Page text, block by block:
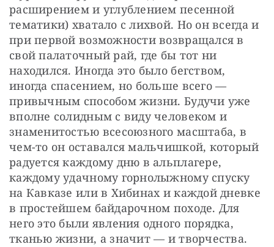
расширением и углублением песенной
тематики) хватало с лихвой. Но он всегда и
при первой возможности возвращался в
свой палаточный рай, где бы тот ни
находился. Иногда это было бегством,
иногда спасением, но больше всего —
привычным способом жизни. Будучи уже
вполне солидным с виду человеком и
знаменитостью всесоюзного масштаба, в
чем-то он оставался мальчишкой, который
радуется каждому дню в альплагере,
каждому удачному горнолыжному спуску
на Кавказе или в Хибинах и каждой дневке
в простейшем байдарочном походе. Для
него это были явления одного порядка,
тканью жизни, а значит — и творчества.